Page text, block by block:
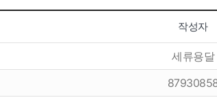
작성자
세류용달